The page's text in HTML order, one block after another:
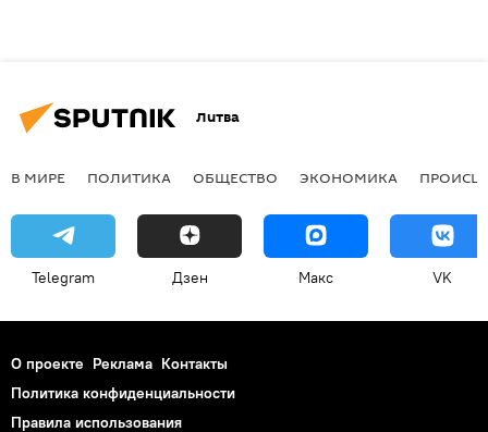
Литва
В МИРЕ ПОЛИТИКА ОБЩЕСТВО ЭКОНОМИКА
Telegram Дзен Макс VK
О проекте Реклама Контакты
Политика конфиденциальности
Правила использования